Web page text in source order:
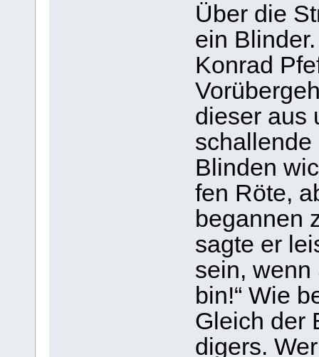
Über die
ein
Kon­rad
die­ser aus
schal­lende
Blin­den
fen Röte,
began­nen
sagte er
sein, wenn
bin!“ Wie
Gleich der
di­gers.